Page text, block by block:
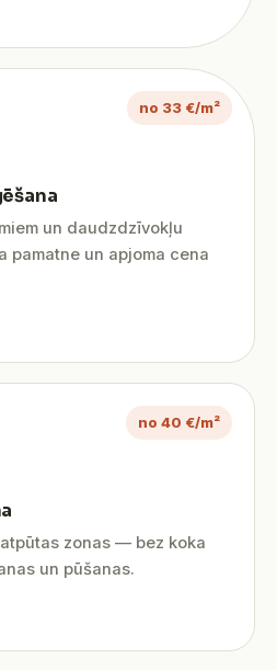
no 33 €/m²
un daudzdzīvokļu
pamatne un apjoma cena
no 40 €/m²
zonas — bez koka
un pūšanas.